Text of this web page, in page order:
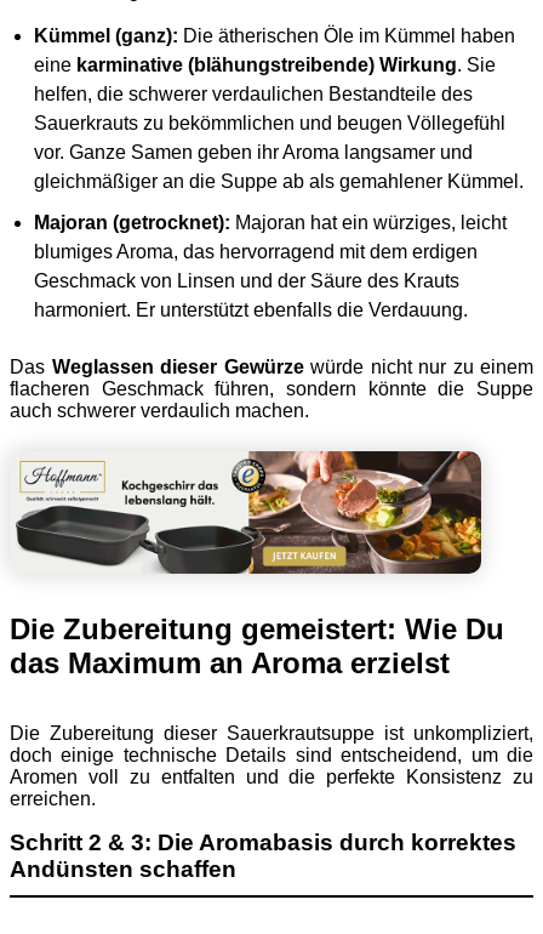
Kümmel (ganz): Die ätherischen Öle im Kümmel haben
eine karminative (blähungstreibende) Wirkung. Sie
helfen, die schwerer verdaulichen Bestandteile des
Sauerkrauts zu bekömmlichen und beugen Völlegefühl
vor. Ganze Samen geben ihr Aroma langsamer und
gleichmäßiger an die Suppe ab als gemahlener Kümmel.
Majoran (getrocknet): Majoran hat ein würziges, leicht
blumiges Aroma, das hervorragend mit dem erdigen
Geschmack von Linsen und der Säure des Krauts
harmoniert. Er unterstützt ebenfalls die Verdauung.
Das Weglassen dieser Gewürzewürde nicht nur zu einem
flacheren Geschmack führen, sondern könnte die Suppe
auch schwerer verdaulich machen.
Die Zubereitung gemeistert: Wie Du
das Maximum an Aroma erzielst
Die Zubereitung dieser Sauerkrautsuppe ist unkompliziert,
doch einige technische Details sind entscheidend, um die
Aromen voll zu entfalten und die perfekte Konsistenz zu
erreichen.
Schritt 2 & 3: Die Aromabasis durch korrektes
Andünsten schaffen